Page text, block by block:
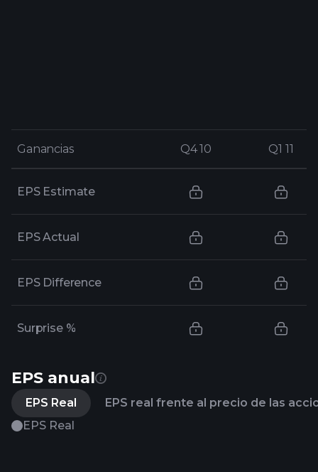
Ganancias Q4 10 Q1 11
Ganancias Q4 10 Q1 11
EPS Estimate
EPS Actual
EPS Difference
Surprise %
EPS anual
EPS Real
EPS real frente al precio de las
EPS Real